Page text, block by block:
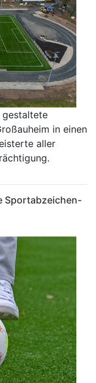
gestaltete
in einen
aller
Sportabzeichen-